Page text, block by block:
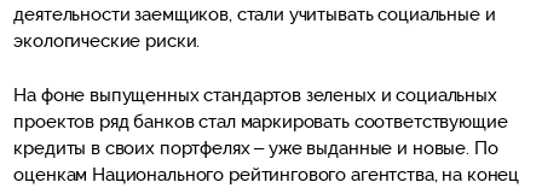
деятельности заемщиков, стали учитывать социальные и
экологические риски.
На фоне выпущенных стандартов зеленых и социальных
проектов ряд банков стал маркировать соответствующие
кредиты в своих портфелях – уже выданные и новые. По
оценкам Национального рейтингового агентства, на конец